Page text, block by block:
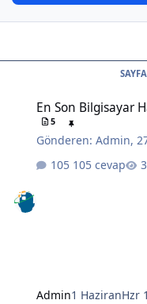
En Son Bilgisayar
5
Gönderen:Admin,
105 cevap
Admin1 HaziranHzr 1